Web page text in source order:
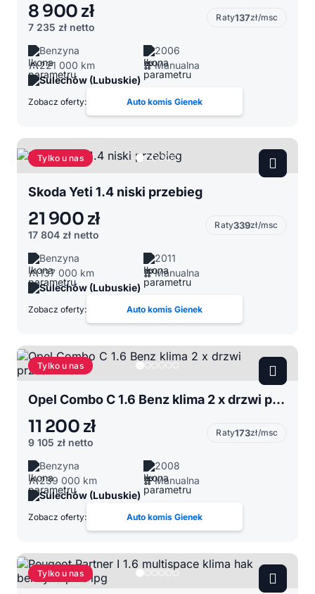
8 900 zł
7 235 zł netto
Raty137zł/msc
Benzyna
2006
221 000 km
Manualna
Sulechów (Lubuskie)
Zobacz oferty: Auto komis Gienek
Tylko u nas
Skoda Yeti 1.4 niski przebieg
21 900 zł
17 804 zł netto
Raty339zł/msc
Benzyna
2011
137 000 km
Manualna
Sulechów (Lubuskie)
Zobacz oferty: Auto komis Gienek
Tylko u nas
Opel Combo C 1.6 Benz klima 2 x drzwi przesuwne
11 200 zł
9 105 zł netto
Raty173zł/msc
Benzyna
2008
239 000 km
Manualna
Sulechów (Lubuskie)
Zobacz oferty: Auto komis Gienek
Tylko u nas